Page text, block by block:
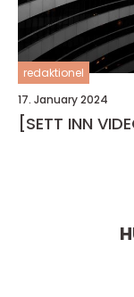
redaktionel
17. January 2024
[SETT INN